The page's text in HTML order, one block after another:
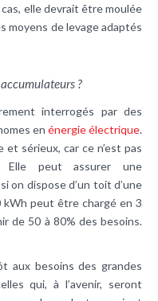
elle devrait être moulée
moyens de levage adaptés
?
interrogés par des
en énergie électrique.
sérieux, car ce n’est pas
Elle peut assurer une
on dispose d’un toit d’une
kWh peut être chargé en 3
de 50 à 80% des besoins.
aux besoins des grandes
qui, à l’avenir, seront